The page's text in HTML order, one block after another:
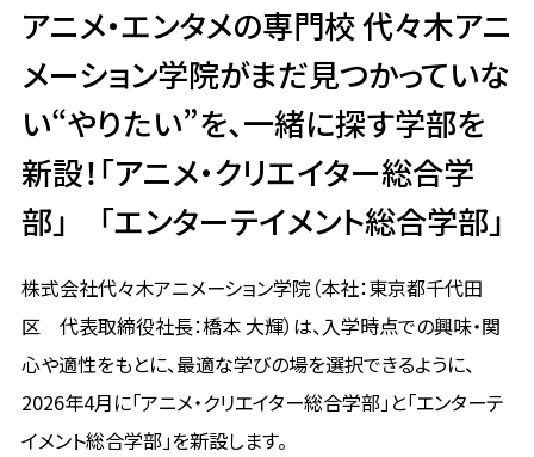
アニメ・エンタメの専門校 代々木アニ
メーション学院がまだ見つかっていな
い“やりたい”を、一緒に探す学部を
新設！「アニメ・クリエイター総合学
部」 「エンターテイメント総合学部」
株式会社代々木アニメーション学院（本社：東京都千代田
区 代表取締役社長：橋本 大輝）は、入学時点での興味・関
心や適性をもとに、最適な学びの場を選択できるように、
2026年4月に「アニメ・クリエイター総合学部」と「エンターテ
イメント総合学部」を新設します。